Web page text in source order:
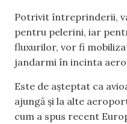
Potrivit întreprinderii,
pentru pelerini, iar
fluxurilor, vor fi
jandarmi în incinta
Este de așteptat ca
ajungă și la alte
cum a spus recent